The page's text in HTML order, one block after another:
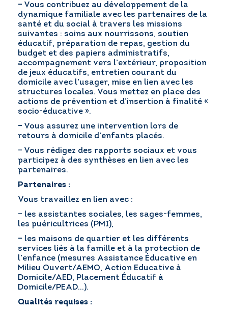
– Vous contribuez au développement de la
dynamique familiale avec les partenaires de la
santé et du social à travers les missions
suivantes : soins aux nourrissons, soutien
éducatif, préparation de repas, gestion du
budget et des papiers administratifs,
accompagnement vers l’extérieur, proposition
de jeux éducatifs, entretien courant du
domicile avec l’usager, mise en lien avec les
structures locales. Vous mettez en place des
actions de prévention et d’insertion à finalité «
socio-éducative ».
– Vous assurez une intervention lors de
retours à domicile d’enfants placés.
– Vous rédigez des rapports sociaux et vous
participez à des synthèses en lien avec les
partenaires.
Partenaires :
Vous travaillez en lien avec :
– les assistantes sociales, les sages-femmes,
les puéricultrices (PMI),
– les maisons de quartier et les différents
services liés à la famille et à la protection de
l’enfance (mesures Assistance Éducative en
Milieu Ouvert/AEMO, Action Educative à
Domicile/AED, Placement Éducatif à
Domicile/PEAD…).
Qualités requises :